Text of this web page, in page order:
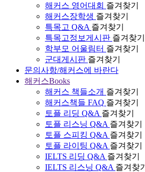
해커스 영어대회 즐겨찾기
해커스장학생 즐겨찾기
특목고 Q&A 즐겨찾기
특목고정보게시판 즐겨찾기
학부모 어울림터 즐겨찾기
군대게시판 즐겨찾기
문의사항/해커스에 바란다
해커스Books
해커스 책들소개 즐겨찾기
해커스책들 FAQ 즐겨찾기
토플 리딩 Q&A 즐겨찾기
토플 리스닝 Q&A 즐겨찾기
토플 스피킹 Q&A 즐겨찾기
토플 라이팅 Q&A 즐겨찾기
IELTS 리딩 Q&A 즐겨찾기
IELTS 리스닝 Q&A 즐겨찾기